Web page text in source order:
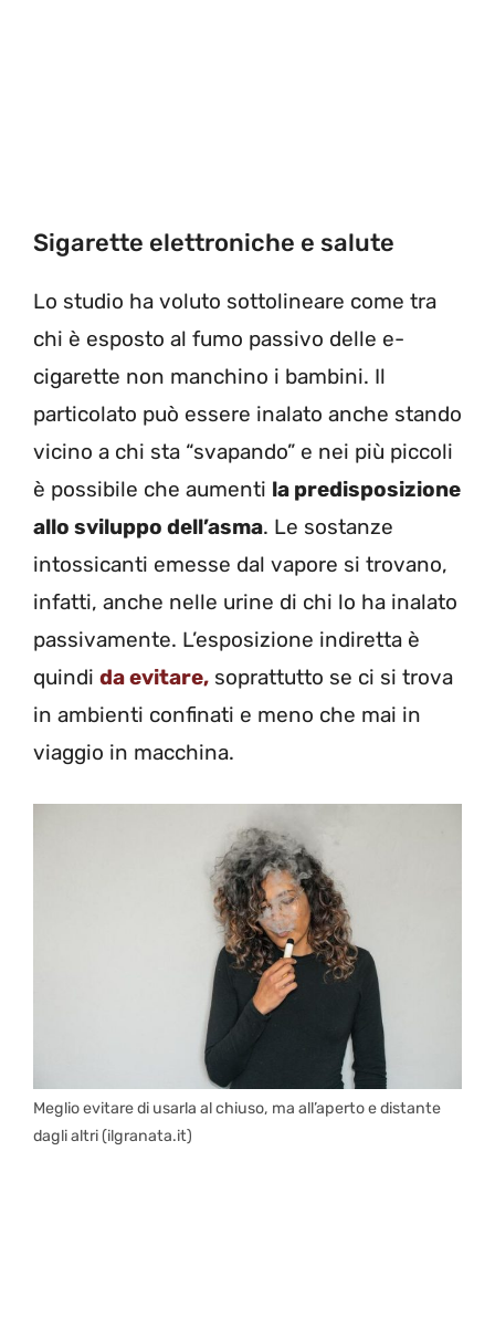
Sigarette elettroniche e salute
Lo studio ha voluto sottolineare come tra
chi è esposto al fumo passivo delle e-
cigarette non manchino i bambini. Il
particolato può essere inalato anche stando
vicino a chi sta “svapando” e nei più piccoli
è possibile che aumenti la predisposizione
allo sviluppo dell’asma. Le sostanze
intossicanti emesse dal vapore si trovano,
infatti, anche nelle urine di chi lo ha inalato
passivamente. L’esposizione indiretta è
quindi da evitare, soprattutto se ci si trova
in ambienti confinati e meno che mai in
viaggio in macchina.
Meglio evitare di usarla al chiuso, ma all’aperto e distante
dagli altri (ilgranata.it)